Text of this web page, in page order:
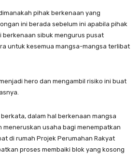
pihak berkenaan yang
ini berada sebelum ini apabila pihak
berkenaan sibuk mengurus pusat
untuk kesemua mangsa-mangsa terlibat
hero dan mengambil risiko ini buat
dalam hal berkenaan mangsa
meneruskan usaha bagi menempatkan
di rumah Projek Perumahan Rakyat
proses membaiki blok yang kosong